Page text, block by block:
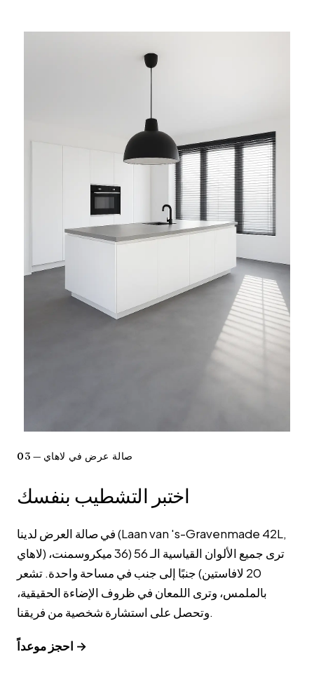
03 — صالة عرض في لاهاي
اختبر التشطيب بنفسك
في صالة العرض لدينا (Laan van 's-Gravenmade 42L,
لاهاي) ترى جميع الألوان القياسية الـ 56 (36 ميكروسمنت،
20 لافاستين) جنبًا إلى جنب في مساحة واحدة. تشعر
بالملمس، وترى اللمعان في ظروف الإضاءة الحقيقية،
وتحصل على استشارة شخصية من فريقنا.
احجز موعداً →